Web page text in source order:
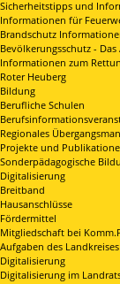
Sicherheitstipps und
Informationen für
Brandschutz
Bevölkerungsschutz - Das
Informationen zum
Roter Heuberg
Bildung
Berufliche Schulen
Regionales
Projekte und
Sonderpädagogische
Digitalisierung
Breitband
Hausanschlüsse
Fördermittel
Mitgliedschaft bei
Aufgaben des Landkreises
Digitalisierung
Digitalisierung im